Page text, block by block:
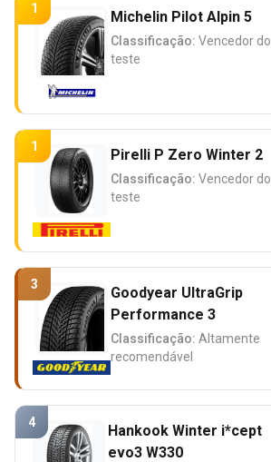
1 Michelin Pilot Alpin 5
Classificação: Vencedor do
teste
1 Pirelli P Zero Winter 2
Classificação: Vencedor do
teste
3
Goodyear UltraGrip
Performance 3
Classificação: Altamente
recomendável
4
Hankook Winter i*cept
evo3 W330